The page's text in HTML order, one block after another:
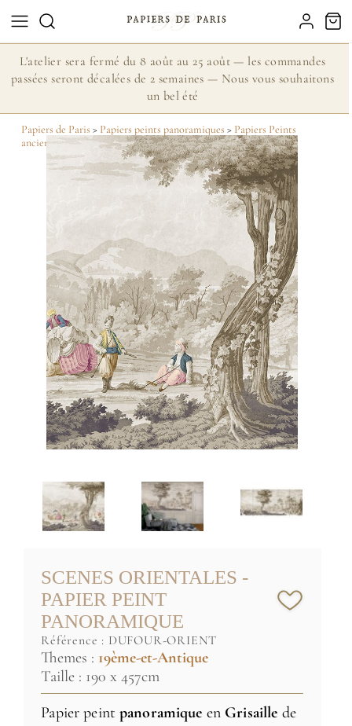
L'atelier sera fermé du 8 août au 25 août — les commandes
passées seront décalées de 2 semaines — Nous vous souhaitons
un bel été
Papiers de Paris > Papiers peints panoramiques > Papiers Peints
anciens
SCENES ORIENTALES -
PAPIER PEINT
PANORAMIQUE
référence : DUFOUR-ORIENT
Themes : 19ème-et-Antique
Taille : 190 x 457cm
Papier peintpanoramique en Grisaille de